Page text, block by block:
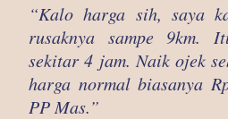
“Kalo harga sih, saya
rusaknya sampe 9km.
sekitar 4 jam. Naik ojek
harga normal biasanya
PP Mas.”